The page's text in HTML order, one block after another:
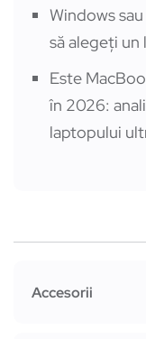
Windows
să alegeți
Este
în 2026:
laptopului
Accesorii